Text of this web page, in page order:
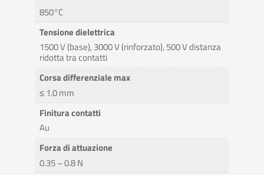
850°C
Tensione dielettrica
1500 V (base), 3000 V (rinforzato), 500 V distanza
ridotta tra contatti
Corsa differenziale max
≤ 1.0 mm
Finitura contatti
Au
Forza di attuazione
0.35 – 0.8 N